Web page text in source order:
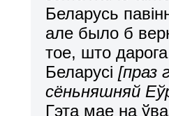
Беларусь
але было б
тое, што
Беларусі[праз
сёньняшняй
Гэта мае на